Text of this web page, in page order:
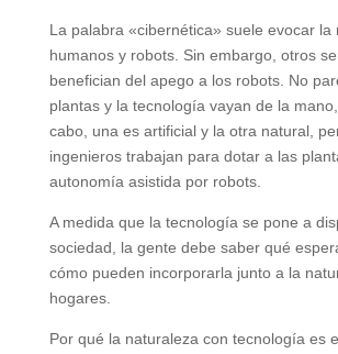
La palabra «cibernética» suele evocar la
humanos y robots. Sin embargo, otros
benefician del apego a los robots. No
plantas y la tecnología vayan de la
cabo, una es artificial y la otra natural,
ingenieros trabajan para dotar a las
autonomía asistida por robots.
A medida que la tecnología se pone a
sociedad, la gente debe saber qué
cómo pueden incorporarla junto a la
hogares.
Por qué la naturaleza con tecnología es